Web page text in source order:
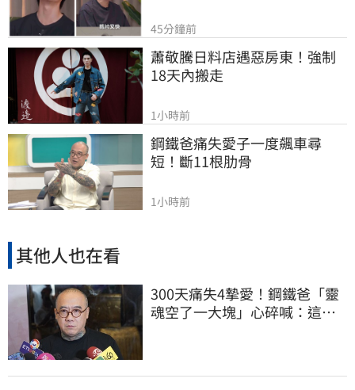
45分鐘前
蕭敬騰日料店遇惡房東！強制
18天內搬走
1小時前
鋼鐵爸痛失愛子一度飆車尋
短！斷11根肋骨
1小時前
其他人也在看
300天痛失4摯愛！鋼鐵爸「靈
魂空了一大塊」心碎喊：這輩